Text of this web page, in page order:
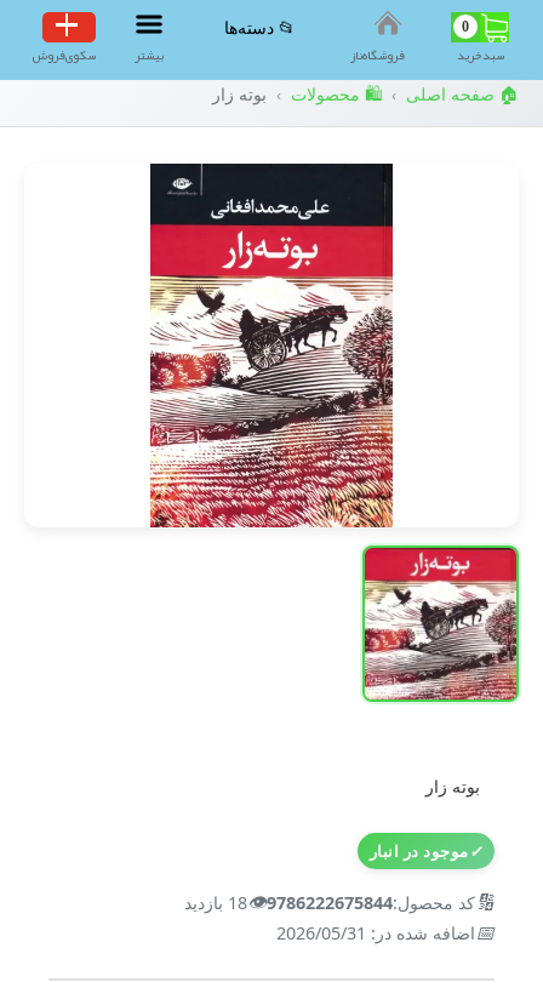
0
سبد‌خرید فروشگاه‌ناز
📂 دسته‌ها
بیشتر سکوی‌فروش
🏠 صفحه اصلی › 🛍️ محصولات › بوته زار
بوته زار
✓موجود در انبار
🔢کد محصول:9786222675844
👁️18 بازدید
📅اضافه شده در: 2026/05/31